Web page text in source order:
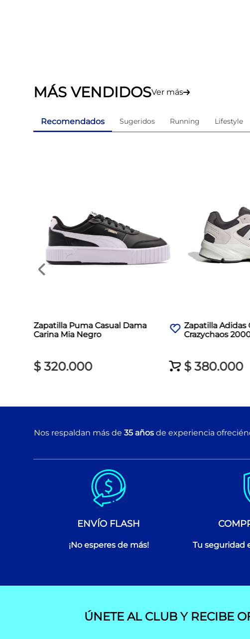
MÁS VENDIDOSVer más
Recomendados Sugeridos Running Lifestyle
Zapatilla Puma Casual Dama
Carina Mia Negro
$ 320.000
Zapatilla Adidas
Crazychaos
$ 380.000
Nos respaldan más de 35 años de experiencia
ENVÍO FLASH
¡No esperes de más! Tu seguridad
ÚNETE AL CLUB Y RECIBE